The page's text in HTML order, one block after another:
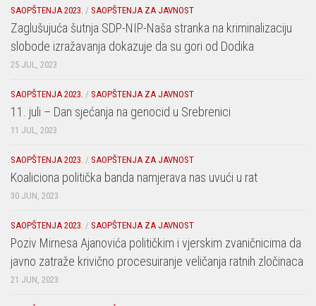
SAOPŠTENJA 2023. / SAOPŠTENJA ZA JAVNOST
Zaglušujuća šutnja SDP-NIP-Naša stranka na kriminalizaciju
slobode izražavanja dokazuje da su gori od Dodika
25 JUL, 2023
SAOPŠTENJA 2023. / SAOPŠTENJA ZA JAVNOST
11. juli – Dan sjećanja na genocid u Srebrenici
11 JUL, 2023
SAOPŠTENJA 2023. / SAOPŠTENJA ZA JAVNOST
Koaliciona politička banda namjerava nas uvući u rat
30 JUN, 2023
SAOPŠTENJA 2023. / SAOPŠTENJA ZA JAVNOST
Poziv Mirnesa Ajanovića političkim i vjerskim zvaničnicima da
javno zatraže krivično procesuiranje veličanja ratnih zločinaca
21 JUN, 2023